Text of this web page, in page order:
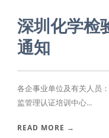
深圳化学检
通知
各企事业单位及有关人员
监管理认证培训中心...
READ MORE →